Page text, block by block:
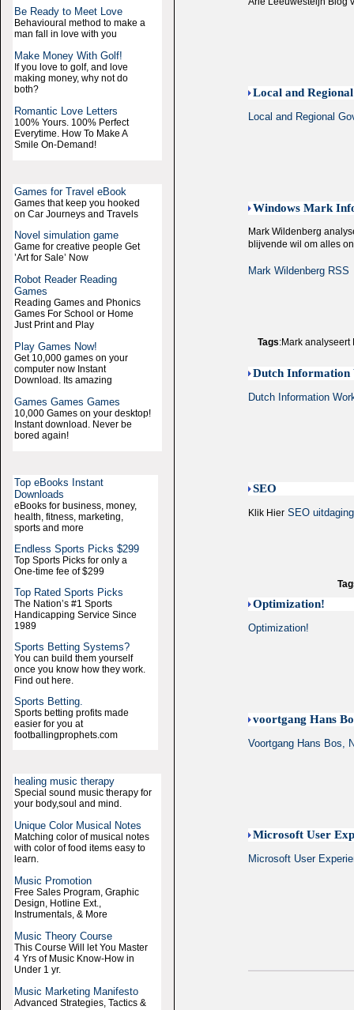
Be Ready to Meet Love
Behavioural method to make a
man fall in love with you
Make Money With Golf!
If you love to golf, and love
making money, why not do
both?
Romantic Love Letters
100% Yours. 100% Perfect
Everytime. How To Make A
Smile On-Demand!
Games for Travel eBook
Games that keep you hooked
on Car Journeys and Travels
Novel simulation game
Game for creative people Get
’Art for Sale’ Now
Robot Reader Reading
Games
Reading Games and Phonics
Games For School or Home
Just Print and Play
Play Games Now!
Get 10,000 games on your
computer now Instant
Download. Its amazing
Games Games Games
10,000 Games on your desktop!
Instant download. Never be
bored again!
Top eBooks Instant
Downloads
eBooks for business, money,
health, fitness, marketing,
sports and more
Endless Sports Picks $299
Top Sports Picks for only a
One-time fee of $299
Top Rated Sports Picks
The Nation’s #1 Sports
Handicapping Service Since
1989
Sports Betting Systems?
You can build them yourself
once you know how they work.
Find out here.
Sports Betting.
Sports betting profits made
easier for you at
footballingprophets.com
healing music therapy
Special sound music therapy for
your body,soul and mind.
Unique Color Musical Notes
Matching color of musical notes
with color of food items easy to
learn.
Music Promotion
Free Sales Program, Graphic
Design, Hotline Ext.,
Instrumentals, & More
Music Theory Course
This Course Will let You Master
4 Yrs of Music Know-How in
Under 1 yr.
Music Marketing Manifesto
Advanced Strategies, Tactics &
Local and
Local and Regional
Windows Mark
Mark Wildenberg
blijvende wil om alles
Mark Wildenberg RSS
Tags:Mark
Dutch Information
Dutch Information
SEO
Klik Hier SEO
Optimization!
Optimization!
voortgang Hans
Voortgang Hans Bos,
Microsoft User
Microsoft User